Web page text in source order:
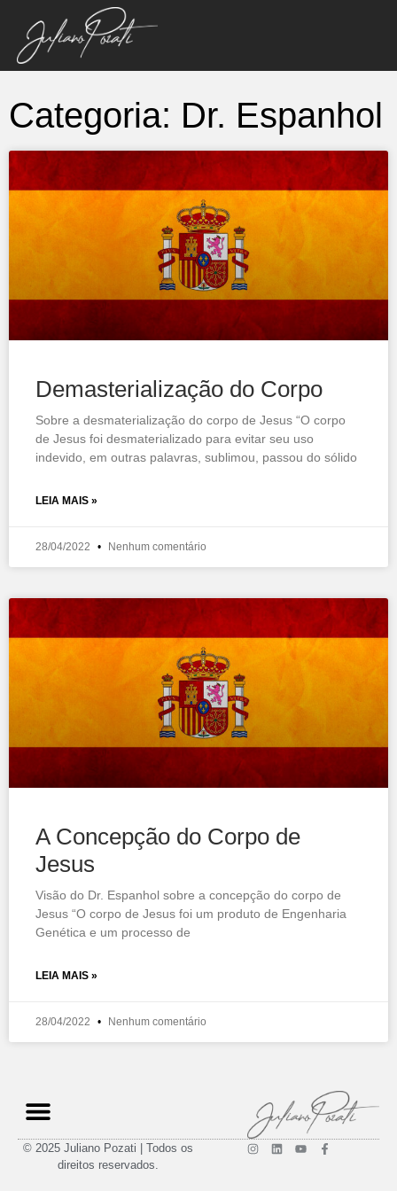
Categoria: Dr. Espanhol
Demasterialização do Corpo
Sobre a desmaterialização do corpo de Jesus “O corpo
de Jesus foi desmaterializado para evitar seu uso
indevido, em outras palavras, sublimou, passou do sólido
LEIA MAIS »
28/04/2022 Nenhum comentário
A Concepção do Corpo de
Jesus
Visão do Dr. Espanhol sobre a concepção do corpo de
Jesus “O corpo de Jesus foi um produto de Engenharia
Genética e um processo de
LEIA MAIS »
28/04/2022 Nenhum comentário
© 2025 Juliano Pozati | Todos os
direitos reservados.